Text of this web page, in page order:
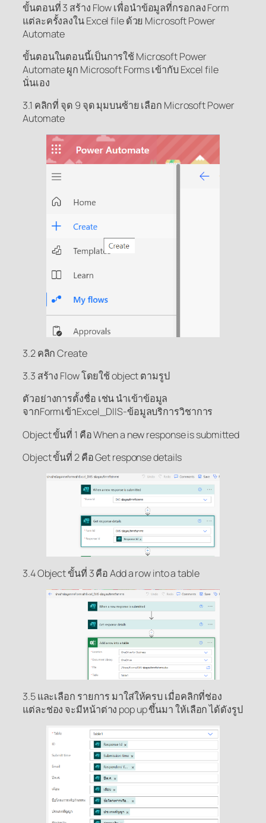
ขั้นตอนที่ 3 สร้าง Flow เพื่อนำข้อมูลที่กรอกลง Form
แต่ละครั้งลงใน Excel file ด้วย Microsoft Power
Automate
ขั้นตอนในตอนนี้เป็นการใช้ Microsoft Power
Automate ผูก Microsoft Forms เข้ากับ Excel file
นั่นเอง
3.1 คลิกที่ จุด 9 จุด มุมบนซ้าย เลือก Microsoft Power
Automate
3.2 คลิก Create
3.3 สร้าง Flow โดยใช้ object ตามรูป
ตัวอย่างการตั้งชื่อ เช่น นำเข้าข้อมูล
จากFormเข้าExcel_DIIS-ข้อมูลบริการวิชาการ
Object ขั้นที่ 1 คือ When a new response is submitted
Object ขั้นที่ 2 คือ Get response details
3.4 Object ขั้นที่ 3 คือ Add a row into a table
3.5 และเลือก รายการ มาใส่ให้ครบ เมื่อคลิกที่ช่อง
แต่ละช่อง จะมีหน้าต่าง pop up ขึ้นมา ให้เลือก ได้ดังรูป